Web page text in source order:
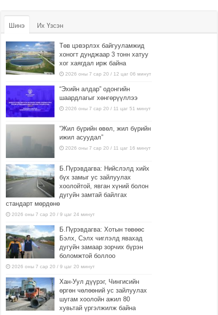
Шинэ Их Үзсэн
Төв цэвэрлэх байгууламжид
хоногт дунджаар 3 тонн хатуу
хог хаягдал ирж байна
2026 оны 7 сар 20 / 12 цаг 06 минут
“Эхийн алдар” одонгийн
шаардлагыг хөнгөрүүллээ
2026 оны 7 сар 20 / 11 цаг 51 минут
“Жил бүрийн өвөл, жил бүрийн
ижил асуудал”
2026 оны 7 сар 20 / 11 цаг 16 минут
Б.Пүрэвдагва: Нийслэлд хийх
бүх замыг ус зайлуулах
хоолойтой, явган хүний болон
дугуйн замтай байлгах
стандарт мөрдөнө
2026 оны 7 сар 20 / 9 цаг 24 минут
Б.Пүрэвдагва: Хотын төвөөс
Бэлх, Сэлх чиглэлд явахад
дугуйн замаар зорчих бүрэн
боломжтой боллоо
2026 оны 7 сар 20 / 9 цаг 20 минут
Хан-Уул дүүрэг, Чингисийн
өргөн чөлөөний ус зайлуулах
шугам хоолойн ажил 80
хувьтай үргэлжилж байна